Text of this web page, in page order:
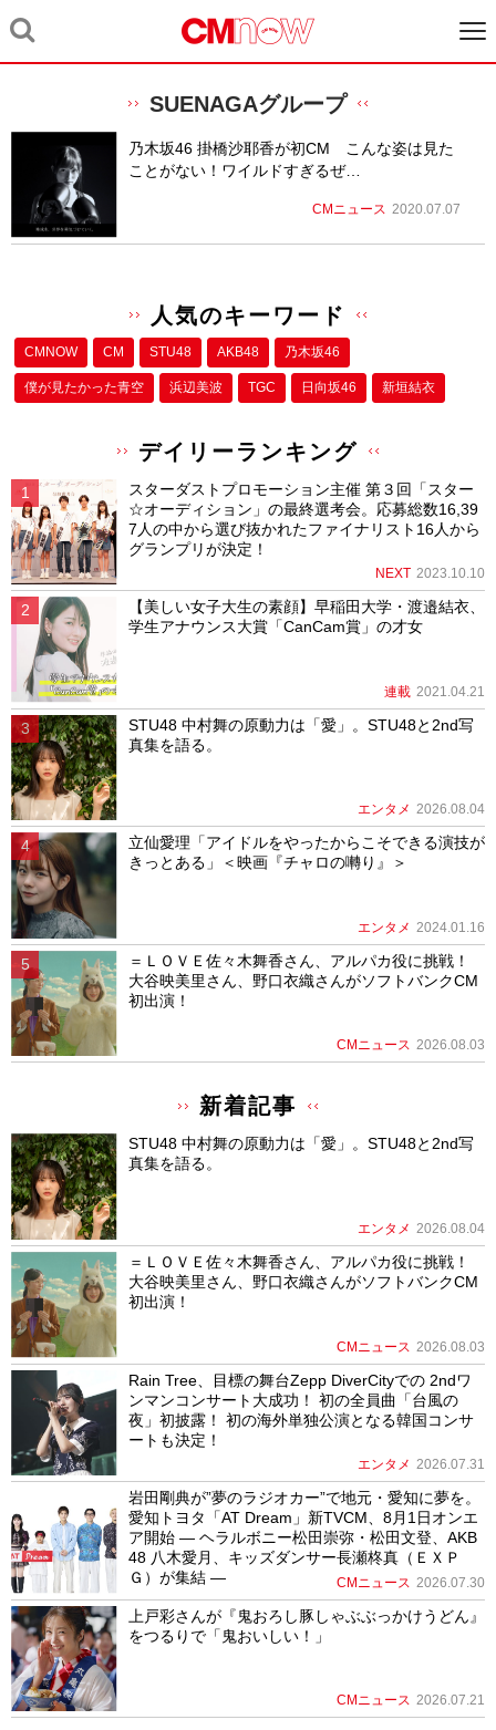
SUENAGAグループ
乃木坂46 掛橋沙耶香が初CM こんな姿は見た
ことがない！ワイルドすぎるぜ…
CMニュース 2020.07.07
人気のキーワード
CMNOW CM STU48 AKB48 乃木坂46
僕が⾒たかった⻘空 浜辺美波 TGC 日向坂46 新垣結衣
デイリーランキング
スターダストプロモーション主催 第３回「スター
☆オーディション」の最終選考会。応募総数16,39
7人の中から選び抜かれたファイナリスト16人から
グランプリが決定！
NEXT 2023.10.10
【美しい女子大生の素顔】早稲田大学・渡邉結衣、
学生アナウンス大賞「CanCam賞」の才女
連載 2021.04.21
STU48 中村舞の原動力は「愛」。STU48と2nd写
真集を語る。
エンタメ 2026.08.04
立仙愛理「アイドルをやったからこそできる演技が
きっとある」＜映画『チャロの囀り』＞
エンタメ 2024.01.16
＝ＬＯＶＥ佐々木舞香さん、アルパカ役に挑戦！
大谷映美里さん、野口衣織さんがソフトバンクCM
初出演！
CMニュース 2026.08.03
新着記事
STU48 中村舞の原動力は「愛」。STU48と2nd写
真集を語る。
エンタメ 2026.08.04
＝ＬＯＶＥ佐々木舞香さん、アルパカ役に挑戦！
大谷映美里さん、野口衣織さんがソフトバンクCM
初出演！
CMニュース 2026.08.03
Rain Tree、目標の舞台Zepp DiverCityでの 2ndワ
ンマンコンサート大成功！ 初の全員曲「台風の
夜」初披露！ 初の海外単独公演となる韓国コンサ
ートも決定！
エンタメ 2026.07.31
岩田剛典が”夢のラジオカー”で地元・愛知に夢を。
愛知トヨタ「AT Dream」新TVCM、8月1日オンエ
ア開始 ― ヘラルボニー松田崇弥・松田文登、AKB
48 八木愛月、キッズダンサー長瀬柊真（ＥＸＰ
Ｇ）が集結 ―
CMニュース 2026.07.30
上戸彩さんが『鬼おろし豚しゃぶぶっかけうどん』
をつるりで「鬼おいしい！」
CMニュース 2026.07.21